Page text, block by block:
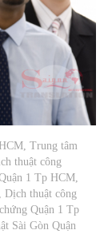
Trung tâm
thuật công
1 Tp HCM,
thuật công
Quận 1 Tp
Sài Gòn Quận